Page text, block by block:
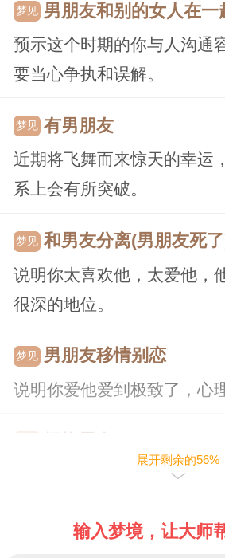
梦见 男朋友和别的女人在一
预示这个时期的你与人沟通
要当心争执和误解。
梦见 有男朋友
近期将飞舞而来惊天的幸运
系上会有所突破。
梦见 和男友分离(男朋友死
说明你太喜欢他，太爱他，
很深的地位。
梦见 男朋友移情别恋
说明你爱他爱到极致了，心
是不祥之兆，会与男友分开(
男朋友不理你
展开剩余的56%
输入梦境，让大师